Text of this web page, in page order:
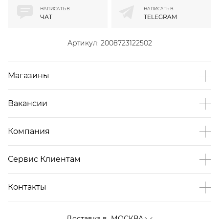
Артикул: 2008723122502
НАПИСАТЬ В
ЧАТ
НАПИСАТЬ В
TELEGRAM
Магазины
Вакансии
Компания
Сервис Клиентам
Контакты